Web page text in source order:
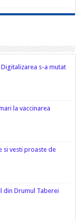
Digitalizarea s-a mutat
la vaccinarea
si vesti proaste de
din Drumul Taberei